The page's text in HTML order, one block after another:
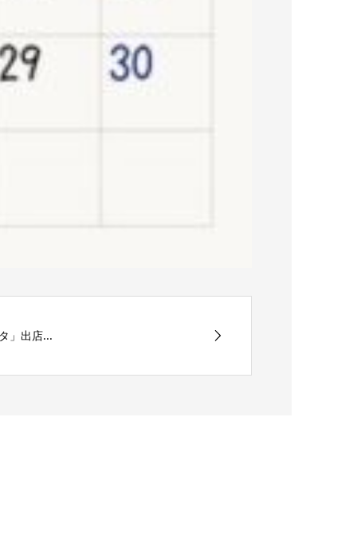
」出店...